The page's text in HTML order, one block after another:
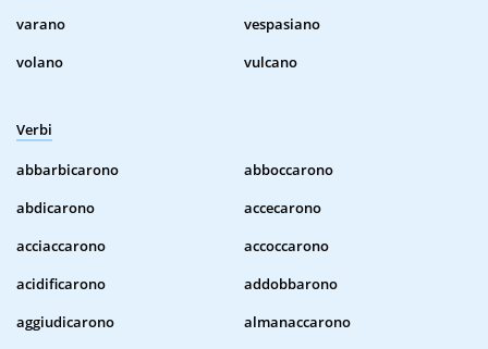
varano
vespasiano
volano
vulcano
Verbi
abbarbicarono
abboccarono
abdicarono
accecarono
acciaccarono
accoccarono
acidificarono
addobbarono
aggiudicarono
almanaccarono